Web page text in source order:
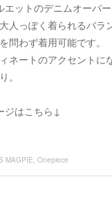
ットのデニムオーバー
人っぽく着られるバラ
問わず着用可能です。
ネートのアクセントに
。
ジはこちら↓
MAGPIE Onepiece